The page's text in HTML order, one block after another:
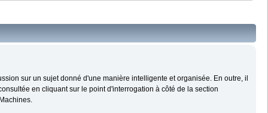
sur un sujet donné d'une manière intelligente et organisée. En outre, il
en cliquant sur le point d'interrogation à côté de la section